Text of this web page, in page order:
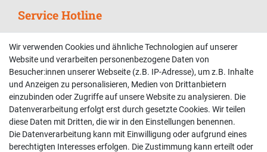
Service Hotline
Telefonische Unterstützung und Beratung unter:
02381 9878909
Mo-Fr, 9:00 - 18:00 Uhr
Sa, 9:00 - 13:00 Uhr
Kundenkonto
Registrieren
Wir verwenden Cookies und ähnliche Technologien auf unserer
Website und verarbeiten personenbezogene Daten von
Besucher:innen unserer Webseite (z.B. IP-Adresse), um z.B. Inhalte
und Anzeigen zu personalisieren, Medien von Drittanbietern
einzubinden oder Zugriffe auf unsere Website zu analysieren. Die
Datenverarbeitung erfolgt erst durch gesetzte Cookies. Wir teilen
diese Daten mit Dritten, die wir in den Einstellungen benennen.
Die Datenverarbeitung kann mit Einwilligung oder aufgrund eines
berechtigten Interesses erfolgen. Die Zustimmung kann erteilt oder